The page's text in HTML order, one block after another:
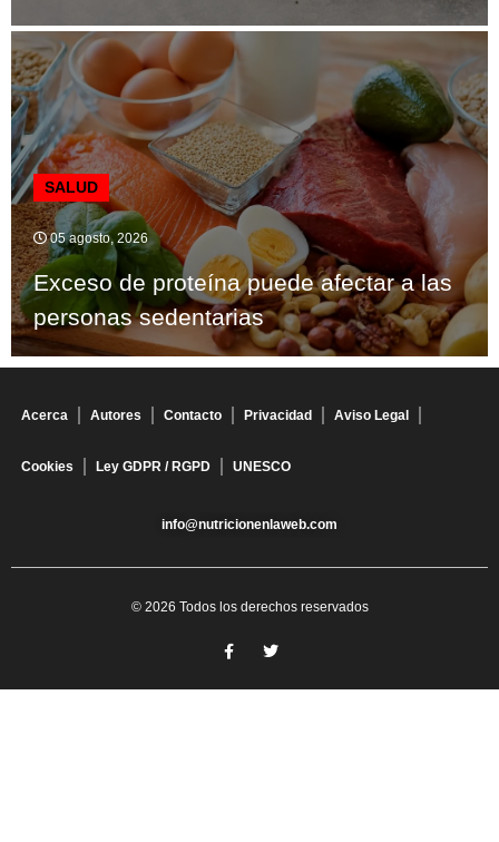
SALUD
05 agosto, 2026
Exceso de proteína puede afectar a las
personas sedentarias
Acerca Autores Contacto Privacidad Aviso Legal
Cookies Ley GDPR / RGPD UNESCO
info@nutricionenlaweb.com
© 2026 Todos los derechos reservados